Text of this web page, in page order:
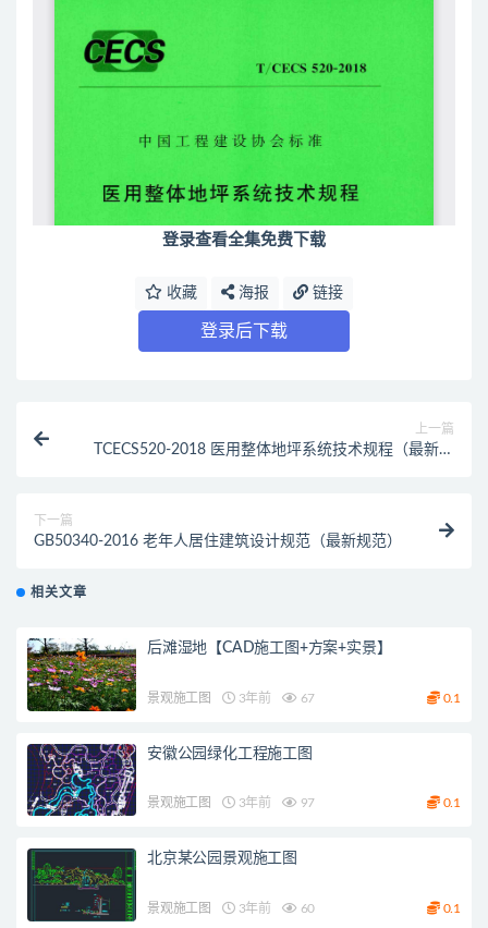
登录查看全集免费下载
收藏 海报 链接
登录后下载
上一篇
TCECS520-2018 医用整体地坪系统技术规程（最新规
下一篇
GB50340-2016 老年人居住建筑设计规范（最新规范）
相关文章
后滩湿地【CAD施工图+方案+实景】
景观施工图 3年前 67 0.1
安徽公园绿化工程施工图
景观施工图 3年前 97 0.1
北京某公园景观施工图
景观施工图 3年前 60 0.1